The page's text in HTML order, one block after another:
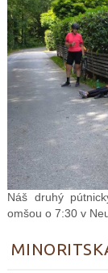
Náš druhý
omšou o 7:30 v